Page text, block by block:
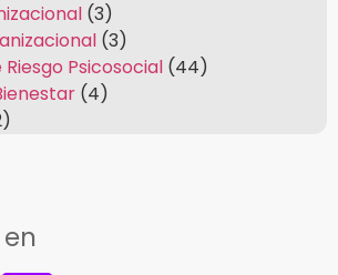
(3)
(3)
Psicosocial (44)
(4)